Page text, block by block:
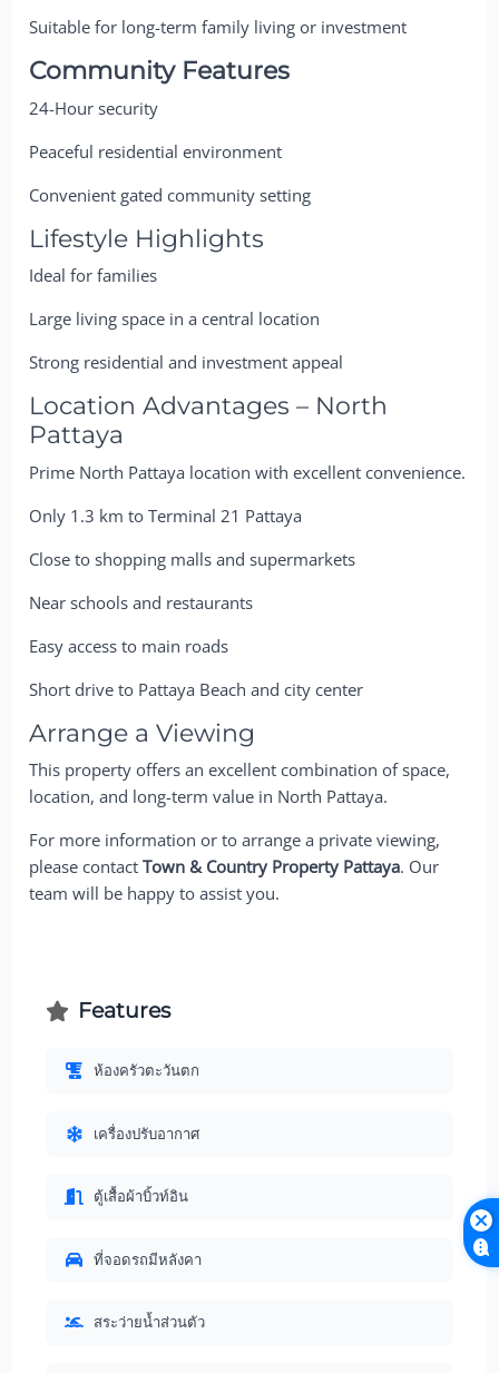
Suitable for long-term family living or investment
Community Features
24-Hour security
Peaceful residential environment
Convenient gated community setting
Lifestyle Highlights
Ideal for families
Large living space in a central location
Strong residential and investment appeal
Location Advantages – North
Pattaya
Prime North Pattaya location with excellent convenience.
Only 1.3 km to Terminal 21 Pattaya
Close to shopping malls and supermarkets
Near schools and restaurants
Easy access to main roads
Short drive to Pattaya Beach and city center
Arrange a Viewing
This property offers an excellent combination of space,
location, and long-term value in North Pattaya.
For more information or to arrange a private viewing,
please contactTown & Country Property Pattaya. Our
team will be happy to assist you.
Features
ห้องครัวตะวันตก
เครื่องปรับอากาศ
ตู้เสื้อผ้าบิ้วท์อิน
ที่จอดรถมีหลังคา
สระว่ายน้ำส่วนตัว